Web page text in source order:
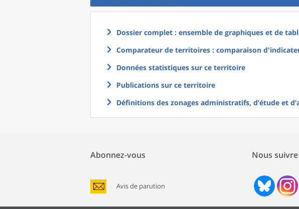
Dossier complet : ensemble de graphiques et de
Comparateur de territoires : comparaison
Données statistiques sur ce territoire
Publications sur ce territoire
Définitions des zonages administratifs, d’étude et
Abonnez-vous
Avis de parution
Nous suivre